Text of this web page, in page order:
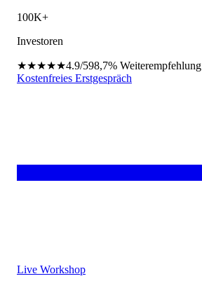
100K+
Investoren
★★★★★4.9/598,7% Weiterempfehlung
Kostenfreies Erstgespräch
Live Workshop